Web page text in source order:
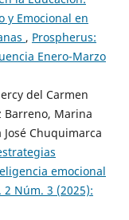
y Emocional en
, Prospherus:
Enero-Marzo
del Carmen
Barreno, Marina
Chuquimarca
emocional
2 Núm. 3 (2025):